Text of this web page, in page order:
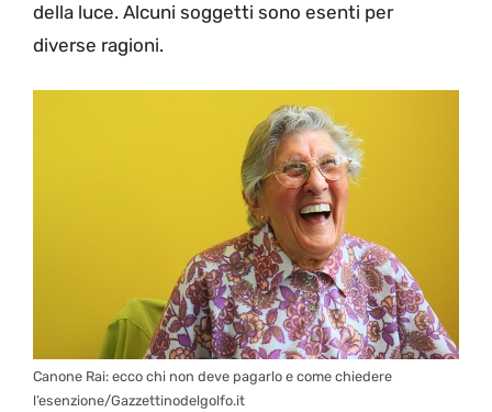
della luce. Alcuni soggetti sono esenti per
diverse ragioni.
Canone Rai: ecco chi non deve pagarlo e come chiedere
l’esenzione/Gazzettinodelgolfo.it